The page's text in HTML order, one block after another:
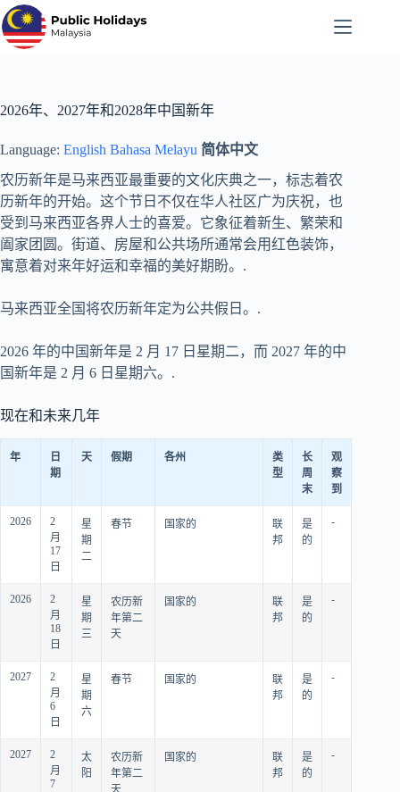
跳
至
2026年、2027年和2028年中国新年
Language: English Bahasa Melayu 简体中文
农历新年是马来西亚最重要的文化庆典之一，标志着农
历新年的开始。这个节日不仅在华人社区广为庆祝，也
受到马来西亚各界人士的喜爱。它象征着新生、繁荣和
阖家团圆。街道、房屋和公共场所通常会用红色装饰，
寓意着对来年好运和幸福的美好期盼。.
马来西亚全国将农历新年定为公共假日。.
2026 年的中国新年是 2 月 17 日星期二，而 2027 年的中
国新年是 2 月 6 日星期六。.
现在和未来几年
年
日
期
天 假期 各州
类
型
长
周
末
观
察
到
2026
2
月
17
日
星
期
二
春节 国家的
联
邦
是
的
-
2026
2
月
18
日
星
期
三
农历新
年第二
天
国家的
联
邦
是
的
-
2027
2
月
6
日
星
期
六
春节 国家的
联
邦
是
的
-
2027
2
月
7
太
阳
农历新
年第二
天
国家的
联
邦
是
的
-